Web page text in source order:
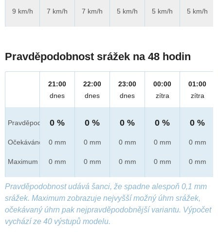
9 km/h
7 km/h
7 km/h
5 km/h
5 km/h
5 km/h
Pravděpodobnost srážek na 48 hodin
Pravděpod.
Očekáváno
Maximum
21:00
dnes
0 %
0 mm
0 mm
22:00
dnes
0 %
0 mm
0 mm
23:00
dnes
0 %
0 mm
0 mm
00:00
zítra
0 %
0 mm
0 mm
01:00
zítra
0 %
0 mm
0 mm
Pravděpodobnost udává šanci, že spadne alespoň 0,1 mm
srážek. Maximum zobrazuje nejvyšší možný úhrn srážek,
očekávaný úhrn pak nejpravděpodobnější variantu. Výpočet
vychází ze 40 výstupů modelu.